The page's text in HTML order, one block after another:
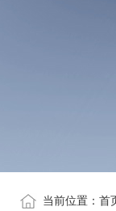
当前位置： 首